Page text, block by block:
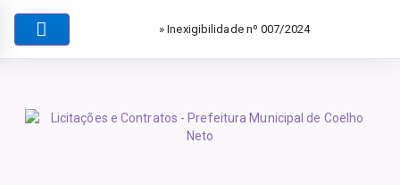
» Inexigibilidade nº 007/2024